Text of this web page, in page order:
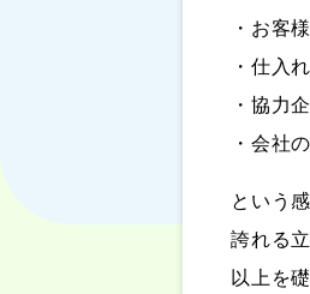
・お客
・仕入
・協力
・会社
という
誇れる
以上を